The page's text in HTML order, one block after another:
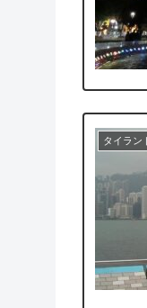
タイラン